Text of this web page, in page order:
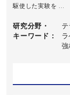
駆使した実験を ...
研究分野・
キーワード